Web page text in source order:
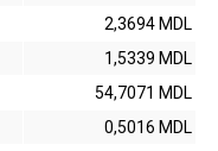
2,3694 MDL
1,5339 MDL
54,7071 MDL
0,5016 MDL